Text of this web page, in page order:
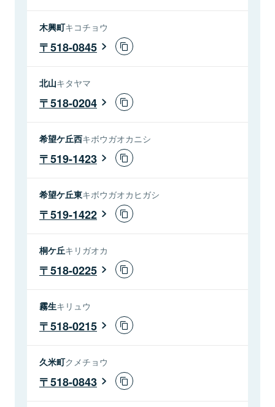
木興町キコチョウ
518-0845
北山キタヤマ
518-0204
希望ケ丘西キボウガオカニシ
519-1423
希望ケ丘東キボウガオカヒガシ
519-1422
桐ケ丘キリガオカ
518-0225
霧生キリュウ
518-0215
久米町クメチョウ
518-0843